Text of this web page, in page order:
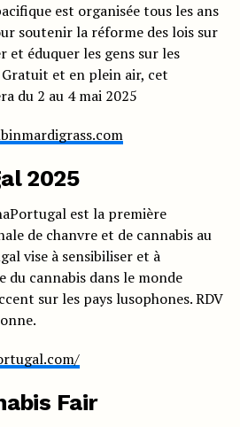
est organisée tous les ans
soutenir la réforme des lois sur
et éduquer les gens sur les
et en plein air, cet
du 2 au 4 mai 2025
2025
est la première
de chanvre et de cannabis au
vise à sensibiliser et à
cannabis dans le monde
sur les pays lusophones. RDV
Fair